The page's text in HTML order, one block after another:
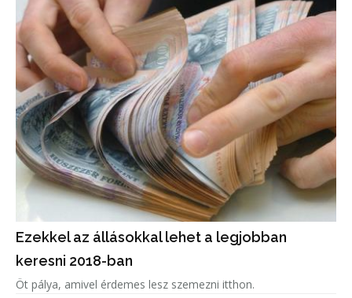
Ezekkel az állásokkal lehet a legjobban
keresni 2018-ban
Öt pálya, amivel érdemes lesz szemezni itthon.